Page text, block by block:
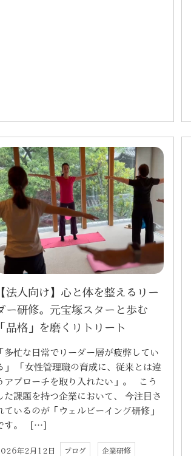
【法人向け】心と体を整えるリー
ー研修。元宝塚スターと歩む
「品格」を磨くリトリート
「多忙な日常でリーダー層が疲弊してい
」 「女性管理職の育成に、従来とは違
アプローチを取り入れたい」。 こう
た課題を持つ企業において、 今注目さ
ているのが「ウェルビーイング研修」
す。 […]
年2月12日 ブログ 企業研修